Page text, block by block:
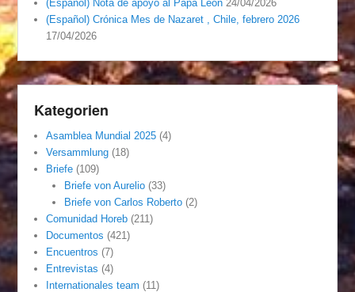
(Español) Nota de apoyo al Papa León 24/04/2026
(Español) Crónica Mes de Nazaret , Chile, febrero 2026
17/04/2026
Kategorien
Asamblea Mundial 2025 (4)
Versammlung (18)
Briefe (109)
Briefe von Aurelio(33)
Briefe von Carlos Roberto(2)
Comunidad Horeb (211)
Documentos (421)
Encuentros (7)
Entrevistas (4)
Internationales team (11)